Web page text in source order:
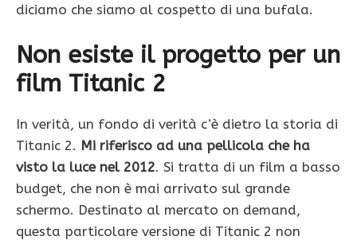
diciamo che siamo al cospetto di una bufala.
Non esiste il progetto per un
film Titanic 2
In verità, un fondo di verità c’è dietro la storia di
Titanic 2. Mi riferisco ad una pellicola che ha
visto la luce nel 2012. Si tratta di un film a basso
budget, che non è mai arrivato sul grande
schermo. Destinato al mercato on demand,
questa particolare versione di Titanic 2 non